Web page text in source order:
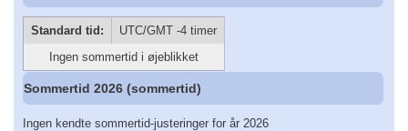
Standard tid:
UTC/GMT -4 timer
Ingen sommertid i øjeblikket
Sommertid 2026 (sommertid)
Ingen kendte sommertid-justeringer for år 2026